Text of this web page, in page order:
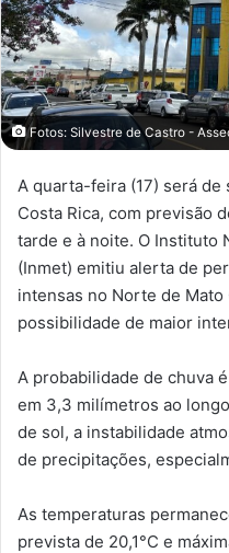
Fotos: Silvestre de Castro -
A quarta-feira (17) será
Costa Rica, com previsão
tarde e à noite. O Instituto
(Inmet) emitiu alerta de
intensas no Norte de Mato
possibilidade de maior
A probabilidade de chuva
em 3,3 milímetros ao
de sol, a instabilidade
de precipitações,
As temperaturas
prevista de 20,1°C e